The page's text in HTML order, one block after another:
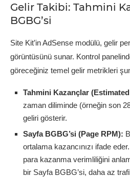
Gelir Takibi: Tahmini
BGBG’si
Site Kit’in AdSense modülü, gelir
görüntüsünü sunar. Kontrol
göreceğiniz temel gelir metrikleri
Tahmini Kazançlar
zaman diliminde (örneğin son
geliri gösterir.
Sayfa BGBG’si (Page RPM):
ortalama kazancınızı ifade
para kazanma verimliliğini
bir Sayfa BGBG’si, daha az